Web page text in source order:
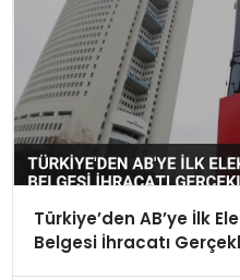
Türkiye’den AB’ye İlk
Belgesi İhracatı